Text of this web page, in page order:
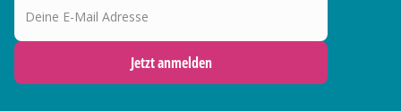
Jetzt anmelden